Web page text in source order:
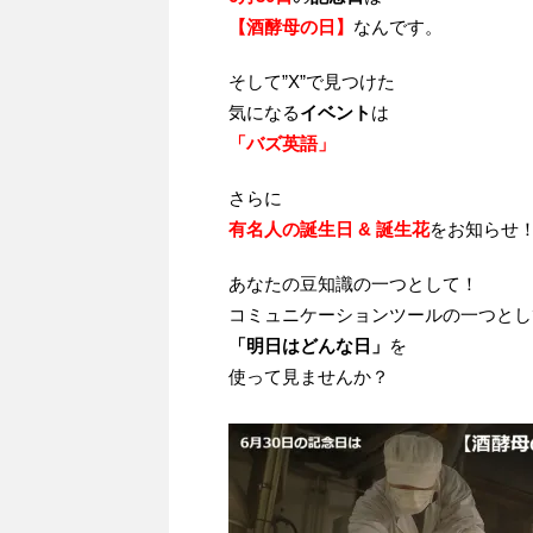
【酒酵母の日】 なんです。
そして”X”で見つけた
気になるイベント は
「バズ英語」
さらに
有名人の誕生日 & 誕生花をお知らせ
あなたの豆知識の一つとして！
コミュニケーションツールの一つと
「明日はどんな日」 を
使って見ませんか？